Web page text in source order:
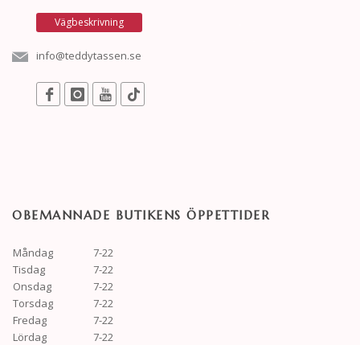
Vägbeskrivning
info@teddytassen.se
OBEMANNADE BUTIKENS ÖPPETTIDER
Måndag
7-22
Tisdag
7-22
Onsdag
7-22
Torsdag
7-22
Fredag
7-22
Lördag
7-22